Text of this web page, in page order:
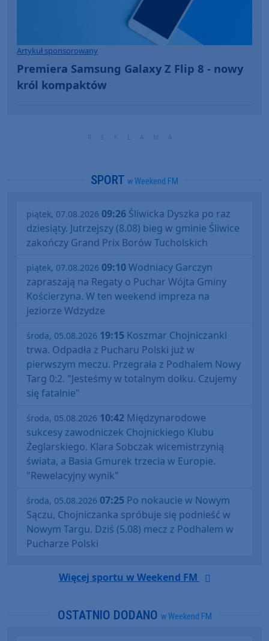
Artykuł sponsorowany
Premiera Samsung Galaxy Z Flip 8 - nowy
król kompaktów
SPORT w Weekend FM
piątek, 07.08.2026 09:26 Śliwicka Dyszka po raz
dziesiąty. Jutrzejszy (8.08) bieg w gminie Śliwice
zakończy Grand Prix Borów Tucholskich
piątek, 07.08.2026 09:10Wodniacy Garczyn
zapraszają na Regaty o Puchar Wójta Gminy
Kościerzyna. W ten weekend impreza na
jeziorze Wdzydze
środa, 05.08.2026 19:15 Koszmar Chojniczanki
trwa. Odpadła z Pucharu Polski już w
pierwszym meczu. Przegrała z Podhalem Nowy
Targ 0:2. "Jesteśmy w totalnym dołku. Czujemy
się fatalnie"
środa, 05.08.2026 10:42 Międzynarodowe
sukcesy zawodniczek Chojnickiego Klubu
Żeglarskiego. Klara Sobczak wicemistrzynią
świata, a Basia Gmurek trzecia w Europie.
"Rewelacyjny wynik"
środa, 05.08.2026 07:25 Po nokaucie w Nowym
Sączu, Chojniczanka spróbuje się podnieść w
Nowym Targu. Dziś (5.08) mecz z Podhalem w
Pucharze Polski
Więcej sportu w Weekend FM
OSTATNIO DODANO w Weekend FM